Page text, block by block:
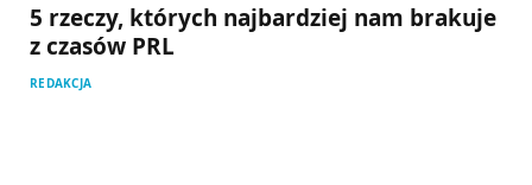
5 rzeczy, których najbardziej nam brakuje
z czasów PRL
REDAKCJA